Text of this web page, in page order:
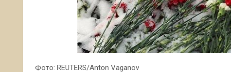
Фото: REUTERS/Anton Vaganov